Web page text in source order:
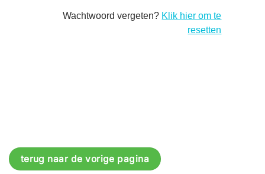
Wachtwoord vergeten? Klik hier om te
resetten
terug naar de vorige pagina